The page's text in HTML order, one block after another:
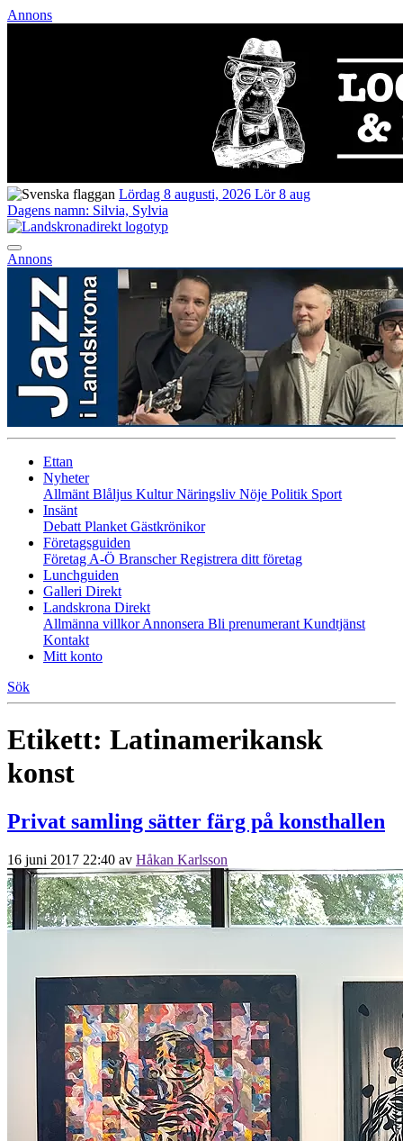
Annons
Lördag 8 augusti, 2026 Lör 8 aug
Dagens namn: Silvia, Sylvia
Annons
Ettan
Nyheter
Allmänt Blåljus KulturNäringsliv Nöje Politik Sport
Insänt
Debatt Planket Gästkrönikor
Företagsguiden
Företag A-Ö BranscherRegistrera ditt företag
Lunchguiden
Galleri Direkt
Landskrona Direkt
Allmänna villkorAnnonsera Bli prenumerant Kundtjänst
Kontakt
Mitt konto
Sök
Etikett: Latinamerikansk
konst
Privat samling sätter färg på konsthallen
16 juni 2017 22:40 av Håkan Karlsson